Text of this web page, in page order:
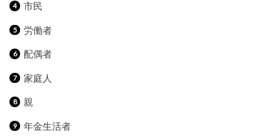
市民
労働者
配偶者
家庭人
親
年金生活者